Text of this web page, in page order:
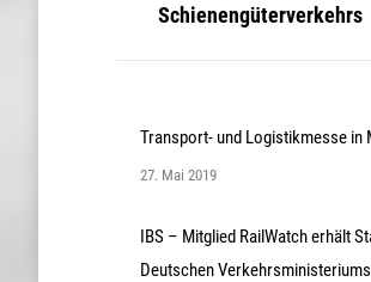
Beitrag:
Schienengüterverkehrs
Transport- und Logistikmesse in
27. Mai 2019
IBS – Mitglied RailWatch erhält
Deutschen Verkehrsministeriums